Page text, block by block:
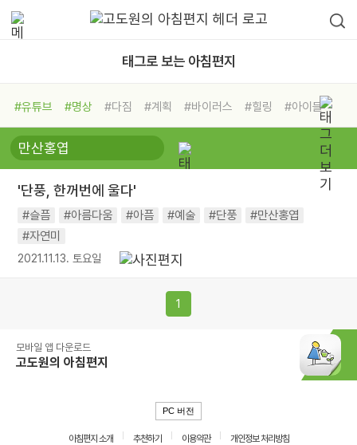
태그로 보는 아침편지
#유튜브 #명상 #다짐 #계획 #바이러스 #힐링
#아이들
#비전캠프
#독서캠프 #삶
#희망
#나눔 #친구 #링컨학교
#독서
#건강 #면역력
'단풍, 한꺼번에 울다'
#슬픔 #아름다움 #아픔 #예술 #단풍
#만산홍엽
#자연미
2021.11.13. 토요일
1
모바일 앱 다운로드
고도원의 아침편지
PC 버전
아침편지 소개 추천하기 이용약관
개인정보 처리방침